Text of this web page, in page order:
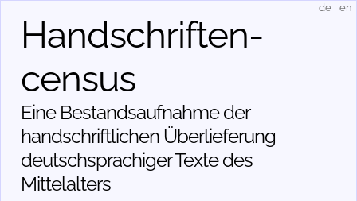
Handschriften­
census
Eine Bestandsaufnahme der
handschriftlichen Über­lieferung
deutschsprachiger Texte des
Mittelalters
de en